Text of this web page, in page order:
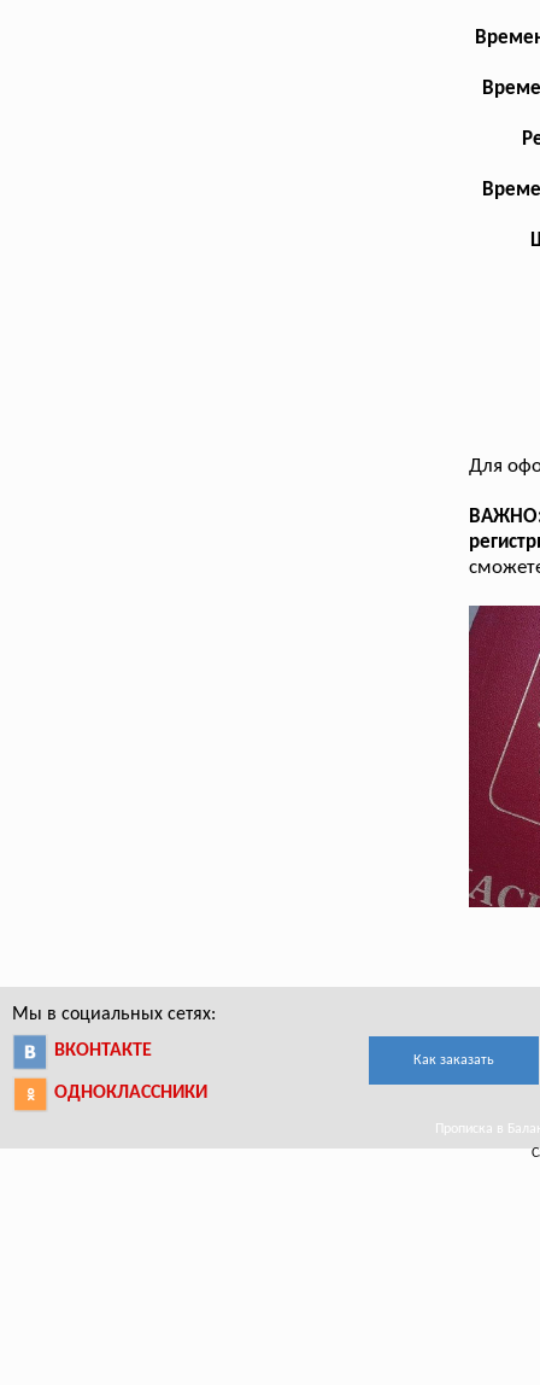
Для
Мы в социальных сетях:
ВКОНТАКТЕ
ОДНОКЛАССНИКИ
Как заказать
Прописка в